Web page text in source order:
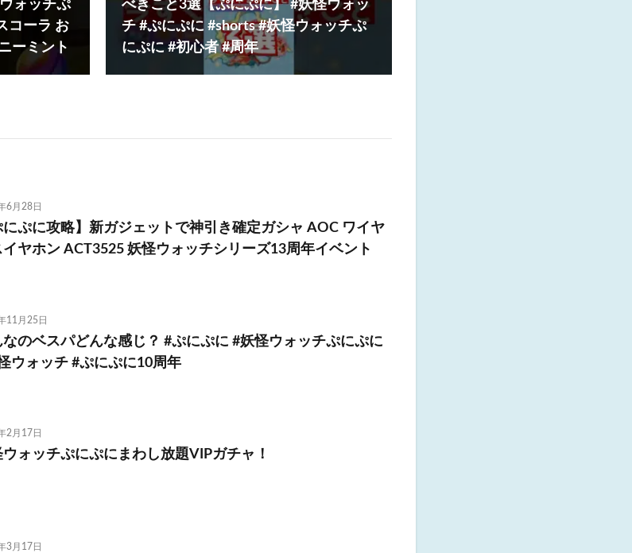
ォッチぷ
コーラ お
ーミント
べきこと3選【ぷにぷに】 #妖怪ウォッ
チ #ぷにぷに #shorts #妖怪ウォッチぷ
にぷに #初心者 #周年
6月28日
にぷに攻略】新ガジェットで神引き確定ガシャ AOC ワイヤ
イヤホン ACT3525 妖怪ウォッチシリーズ13周年イベント
11月25日
なのベスパどんな感じ？ #ぷにぷに #妖怪ウォッチぷにぷに
ウォッチ #ぷにぷに10周年
2月17日
ォッチぷにぷにまわし放題VIPガチャ！
3月17日